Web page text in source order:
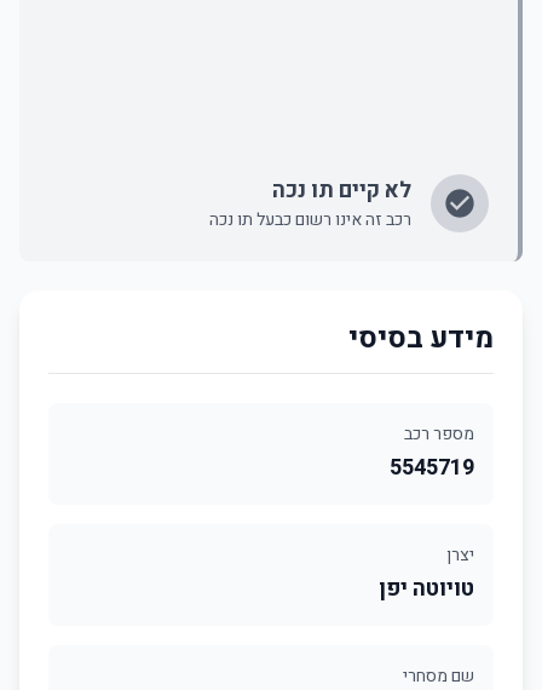
לא קיים תו נכה
רכב זה אינו רשום כבעל תו נכה
מידע בסיסי
מספר רכב
5545719
יצרן
טויוטה יפן
שם מסחרי